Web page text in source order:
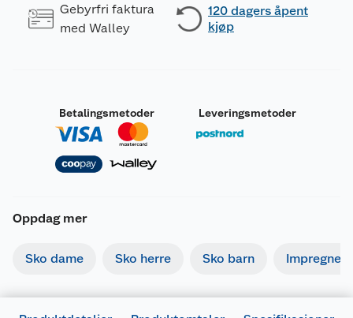
Gebyrfri faktura
med Walley
120 dagers åpent
kjøp
Betalingsmetoder Leveringsmetoder
Oppdag mer
Sko dame Sko herre Sko barn